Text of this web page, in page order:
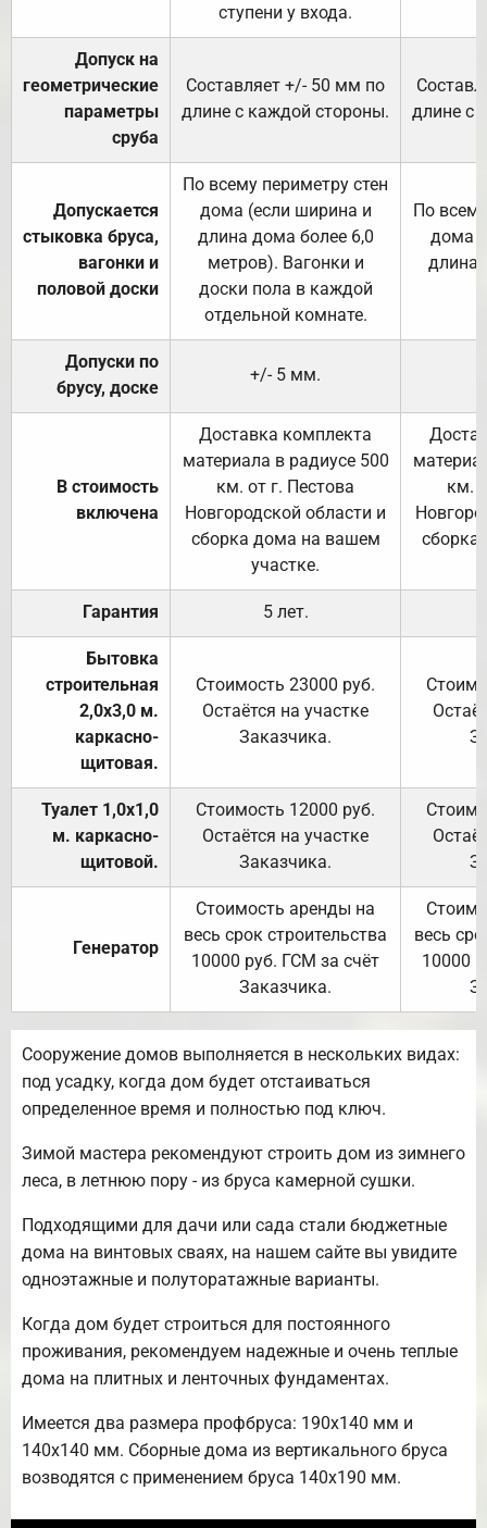
ступени у входа.
Допуск на
геометрические
параметры
сруба
Составляет +/- 50 мм по
длине с каждой стороны.
длине с
Допускается
стыковка бруса,
вагонки и
половой доски
По всему периметру стен
дома (если ширина и
длина дома более 6,0
метров). Вагонки и
доски пола в каждой
отдельной комнате.
По
дома
длина
Допуски по
брусу, доске
+/- 5 мм.
В стоимость
включена
Доставка комплекта
материала в радиусе 500
км. от г. Пестова
Новгородской области и
сборка дома на вашем
участке.
км.
Гарантия 5 лет.
Бытовка
строительная
2,0х3,0 м.
каркасно-
щитовая.
Стоимость 23000 руб.
Остаётся на участке
Заказчика.
Туалет 1,0х1,0
м. каркасно-
щитовой.
Стоимость 12000 руб.
Остаётся на участке
Заказчика.
Генератор
Стоимость аренды на
весь срок строительства
10000 руб. ГСМ за счёт
Заказчика.
весь
10000
Сооружение домов выполняется в нескольких видах:
под усадку, когда дом будет отстаиваться
определенное время и полностью под ключ.
Зимой мастера рекомендуют строить дом из зимнего
леса, в летнюю пору - из бруса камерной сушки.
Подходящими для дачи или сада стали бюджетные
дома на винтовых сваях, на нашем сайте вы увидите
одноэтажные и полуторатажные варианты.
Когда дом будет строиться для постоянного
проживания, рекомендуем надежные и очень теплые
дома на плитных и ленточных фундаментах.
Имеется два размера профбруса: 190х140 мм и
140х140 мм. Сборные дома из вертикального бруса
возводятся с применением бруса 140х190 мм.